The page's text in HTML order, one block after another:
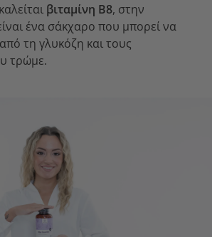
βιταμίνη Β8, στην
ένα σάκχαρο που μπορεί να
τη γλυκόζη και τους
τρώμε.